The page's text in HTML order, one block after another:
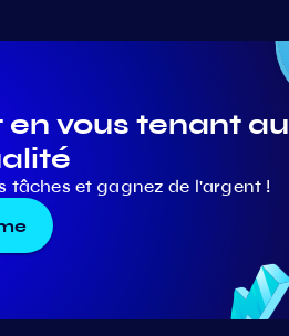
vous tenant au
tâches et gagnez de l'argent !